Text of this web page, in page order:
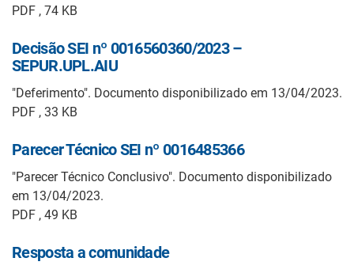
PDF , 74 KB
Decisão SEI nº 0016560360/2023 –
SEPUR.UPL.AIU
"Deferimento". Documento disponibilizado em 13/04/2023.
PDF , 33 KB
Parecer Técnico SEI nº 0016485366
"Parecer Técnico Conclusivo". Documento disponibilizado
em 13/04/2023.
PDF , 49 KB
Resposta a comunidade